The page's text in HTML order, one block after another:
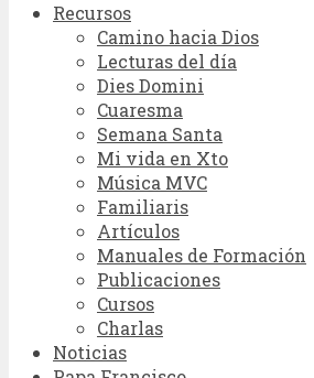
Recursos
Camino hacia Dios
Lecturas del día
Dies Domini
Cuaresma
Semana Santa
Mi vida en Xto
Música MVC
Familiaris
Artículos
Manuales de Formación
Publicaciones
Cursos
Charlas
Noticias